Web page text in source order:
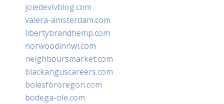
joiedevivblog.com
valera-amsterdam.com
libertybrandhemp.com
norwoodinnwi.com
neighboursmarket.com
blackanguscareers.com
bolesfororegon.com
bodega-ole.com